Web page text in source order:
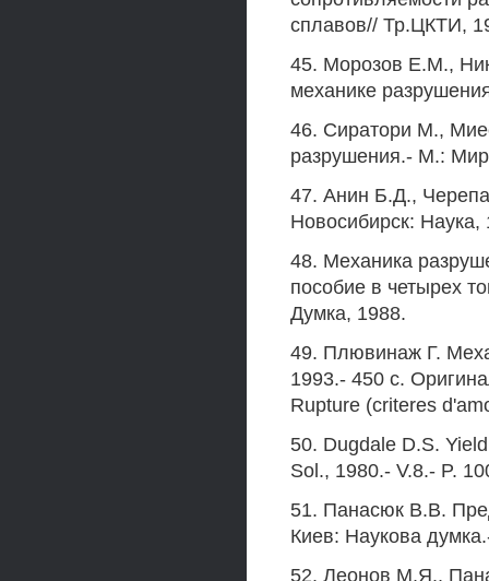
сплавов// Тр.ЦКТИ,
45. Морозов Е.М.,
механике
46. Сиратори M.,
разрушения.- М.:
47. Анин Б.Д.,
Новосибирск: Наука,
48. Механика
пособие в четырех
Думка, 1988.
49. Плювинаж Г.
1993.- 450 с.
Rupture (criteres
50. Dugdale D.S.
Sol., 1980.- V.8.- P.
51. Панасюк В.В.
Киев: Наукова
52. Леонов М.Я.,